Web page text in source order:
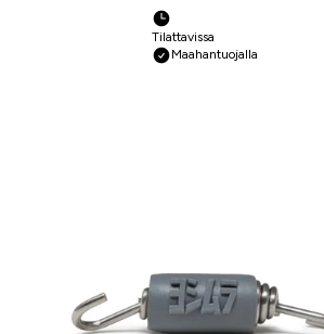
Tilattavissa
Maahantuojalla